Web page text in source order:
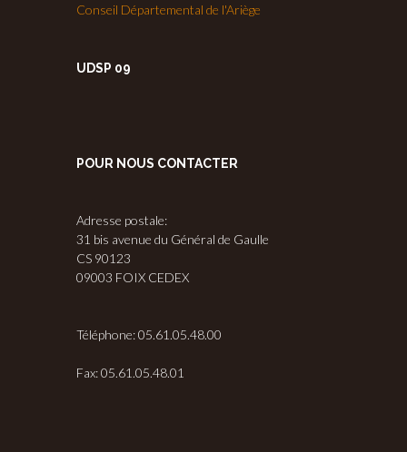
Conseil Départemental de l'Ariège
UDSP 09
POUR NOUS CONTACTER
Adresse postale:
31 bis avenue du Général de Gaulle
CS 90123
09003 FOIX CEDEX
Téléphone: 05.61.05.48.00
Fax: 05.61.05.48.01